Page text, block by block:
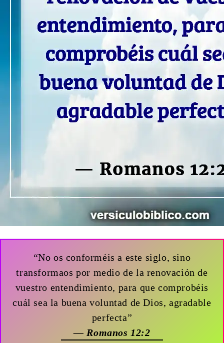
“No os conforméis a este siglo, sino
transformaos por medio de la renovación de
vuestro entendimiento, para que comprobéis
cuál sea la buena voluntad de Dios, agradable
perfecta”
— Romanos 12:2